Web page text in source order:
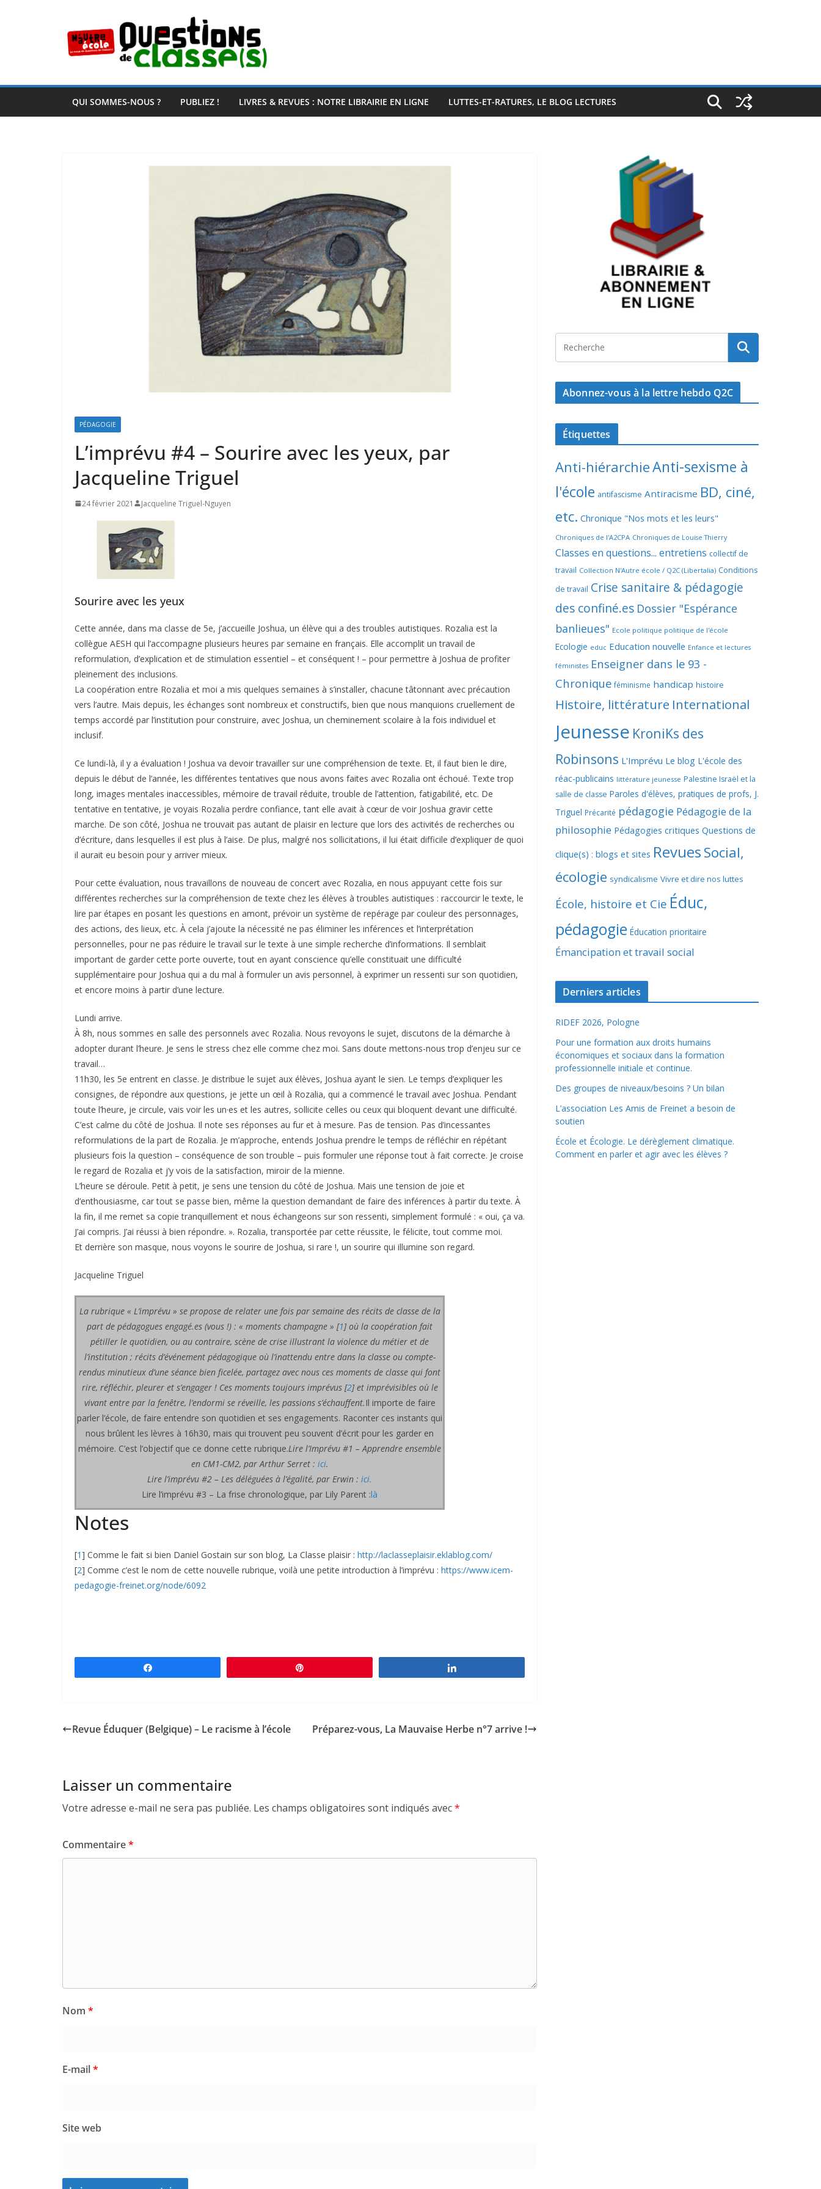
QUI SOMMES-NOUS ? PUBLIEZ ! LIVRES & REVUES : NOTRE LIBRAIRIE EN LIGNE LUTTES-ET-RATURES, LE BLOG LECTURES
PÉDAGOGIE
L’imprévu #4 – Sourire avec les yeux, par
Jacqueline Triguel
24 février 2021 Jacqueline Triguel-Nguyen
Sourire avec les yeux
Cette année, dans ma classe de 5e, j’accueille Joshua, un élève qui a des troubles autistiques. Rozalia est la
collègue AESH qui l’accompagne plusieurs heures par semaine en français. Elle accomplit un travail de
reformulation, d’explication et de stimulation essentiel – et conséquent ! – pour permettre à Joshua de profiter
pleinement des inclusions.
La coopération entre Rozalia et moi a mis quelques semaines à s’installer, chacune tâtonnant avec précaution
vers l’autre. Mais depuis, les échanges sont nombreux et constructifs, bien que nous manquions cruellement de
temps accordé par l’institution pour construire, avec Joshua, un cheminement scolaire à la fois individuel et
inclusif.
Ce lundi-là, il y a évaluation ! Joshua va devoir travailler sur une compréhension de texte. Et, il faut bien le dire,
depuis le début de l’année, les différentes tentatives que nous avons faites avec Rozalia ont échoué. Texte trop
long, images mentales inaccessibles, mémoire de travail réduite, trouble de l’attention, fatigabilité, etc. De
tentative en tentative, je voyais Rozalia perdre confiance, tant elle avait à cœur de voir Joshua gravir cette
marche. De son côté, Joshua ne trouvait pas autant de plaisir en lecture que lors des activités de recherches ou
d’écriture, dans lesquelles il est plus à l’aise. De plus, malgré nos sollicitations, il lui était difficile d’expliquer de quoi
il aurait eu besoin pour y arriver mieux.
Pour cette évaluation, nous travaillons de nouveau de concert avec Rozalia, en nous appuyant cette fois sur
différentes recherches sur la compréhension de texte chez les élèves à troubles autistiques : raccourcir le texte, le
lire par étapes en posant les questions en amont, prévoir un système de repérage par couleur des personnages,
des actions, des lieux, etc. À cela j’ajoute la nécessité ne pas éliminer les inférences et l’interprétation
personnelles, pour ne pas réduire le travail sur le texte à une simple recherche d’informations. Il semblait
important de garder cette porte ouverte, tout en ayant conscience qu’elle constituait une difficulté
supplémentaire pour Joshua qui a du mal à formuler un avis personnel, à exprimer un ressenti sur son quotidien,
et encore moins à partir d’une lecture.
Lundi arrive.
À 8h, nous sommes en salle des personnels avec Rozalia. Nous revoyons le sujet, discutons de la démarche à
adopter durant l’heure. Je sens le stress chez elle comme chez moi. Sans doute mettons-nous trop d’enjeu sur ce
travail…
11h30, les 5e entrent en classe. Je distribue le sujet aux élèves, Joshua ayant le sien. Le temps d’expliquer les
consignes, de répondre aux questions, je jette un œil à Rozalia, qui a commencé le travail avec Joshua. Pendant
toute l’heure, je circule, vais voir les un·es et les autres, sollicite celles ou ceux qui bloquent devant une difficulté.
C’est calme du côté de Joshua. Il note ses réponses au fur et à mesure. Pas de tension. Pas d’incessantes
reformulations de la part de Rozalia. Je m’approche, entends Joshua prendre le temps de réfléchir en répétant
plusieurs fois la question – conséquence de son trouble – puis formuler une réponse tout à fait correcte. Je croise
le regard de Rozalia et j’y vois de la satisfaction, miroir de la mienne.
L’heure se déroule. Petit à petit, je sens une tension du côté de Joshua. Mais une tension de joie et
d’enthousiasme, car tout se passe bien, même la question demandant de faire des inférences à partir du texte. À
la fin, il me remet sa copie tranquillement et nous échangeons sur son ressenti, simplement formulé : « oui, ça va.
J’ai compris. J’ai réussi à bien répondre. ». Rozalia, transportée par cette réussite, le félicite, tout comme moi.
Et derrière son masque, nous voyons le sourire de Joshua, si rare !, un sourire qui illumine son regard.
Jacqueline Triguel
La rubrique « L’imprévu » se propose de relater une fois par semaine des récits de classe de la
part de pédagogues engagé.es (vous !) : « moments champagne » [1] où la coopération fait
pétiller le quotidien, ou au contraire, scène de crise illustrant la violence du métier et de
l’institution ; récits d’événement pédagogique où l’inattendu entre dans la classe ou compte-
rendus minutieux d’une séance bien ficelée, partagez avec nous ces moments de classe qui font
rire, réfléchir, pleurer et s’engager ! Ces moments toujours imprévus[2]et imprévisibles où le
vivant entre par la fenêtre, l’endormi se réveille, les passions s’échauffent. Il importe de faire
parler l’école, de faire entendre son quotidien et ses engagements. Raconter ces instants qui
nous brûlent les lèvres à 16h30, mais qui trouvent peu souvent d’écrit pour les garder en
mémoire. C’est l’objectif que ce donne cette rubrique.Lire l’Imprévu #1 – Apprendre ensemble
en CM1-CM2, par Arthur Serret : ici.
Lire l’imprévu #2 – Les déléguées à l’égalité, par Erwin : ici.
Lire l’imprévu #3 – La frise chronologique, par Lily Parent :là
Notes
[1] Comme le fait si bien Daniel Gostain sur son blog, La Classe plaisir : http://laclasseplaisir.eklablog.com/
[2] Comme c’est le nom de cette nouvelle rubrique, voilà une petite introduction à l’imprévu : https://www.icem-
pedagogie-freinet.org/node/6092
Revue Éduquer (Belgique) – Le racisme à l’école Préparez-vous, La Mauvaise Herbe n°7 arrive !
Laisser un commentaire
Votre adresse e-mail ne sera pas publiée. Les champs obligatoires sont indiqués avec*
Commentaire*
Nom *
E-mail*
Site web
Abonnez-vous à la lettre hebdo Q2C
Étiquettes
Anti-hiérarchieAnti-sexisme à
l'école antifascisme Antiracisme BD, ciné,
etc. Chronique "Nos mots et les leurs"
Chroniques de l'A2CPA Chroniques de Louise Thierry
Classes en questions... entretiens collectif de
travail Collection N'Autre école / Q2C (Libertalia) Conditions
de travail Crise sanitaire & pédagogie
des confiné.es Dossier "Espérance
banlieues" Ecole politique politique de l'école
Ecologie educ Education nouvelle Enfance et lectures
féministes Enseigner dans le 93 -
Chronique féminisme handicap histoire
Histoire, littérature International
Jeunesse KroniKs des
Robinsons L'Imprévu Le blog L'école des
réac-publicains littérature jeunesse Palestine Israël et la
salle de classe Paroles d'élèves, pratiques de profs, J.
Triguel Précarité pédagogie Pédagogie de la
philosophie Pédagogies critiques Questions de
clique(s) : blogs et sites RevuesSocial,
écologie syndicalisme Vivre et dire nos luttes
École, histoire et Cie Éduc,
pédagogie Éducation prioritaire
Émancipation et travail social
Derniers articles
RIDEF 2026, Pologne
Pour une formation aux droits humains
économiques et sociaux dans la formation
professionnelle initiale et continue.
Des groupes de niveaux/besoins ? Un bilan
L’association Les Amis de Freinet a besoin de
soutien
École et Écologie. Le dérèglement climatique.
Comment en parler et agir avec les élèves ?